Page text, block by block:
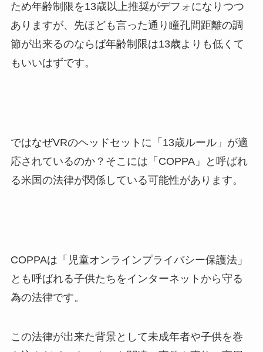
ため年齢制限を13歳以上推奨がデフォになりつつ
ありますが、先ほども言った通り瞳孔間距離の調
節が出来るのならば年齢制限は13歳よりも低くて
もいいはずです。
ではなぜVRのヘッドセットに「13歳ルール」が適
応されているのか？そこには「COPPA」と呼ばれ
る米国の法律が関係している可能性があります。
COPPAは「児童オンラインプライバシー保護法」
とも呼ばれる子供たちをインターネットから守る
為の法律です。
この法律が出来た背景として未成年者や子供を巻